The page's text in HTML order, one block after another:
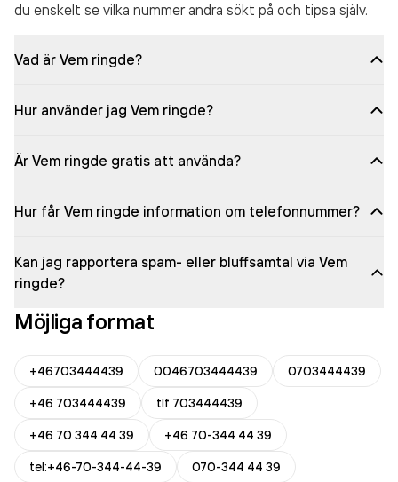
du enskelt se vilka nummer andra sökt på och tipsa själv.
Vad är Vem ringde?
Hur använder jag Vem ringde?
Är Vem ringde gratis att använda?
Hur får Vem ringde information om telefonnummer?
Kan jag rapportera spam- eller bluffsamtal via Vem
ringde?
Möjliga format
+46703444439 0046703444439
0703444439
+46 703444439
tlf 703444439
+46 70 344 44 39
+46 70-344 44 39
tel:+46-70-344-44-39
070-344 44 39